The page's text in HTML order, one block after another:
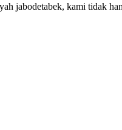
jabodetabek, kami tidak